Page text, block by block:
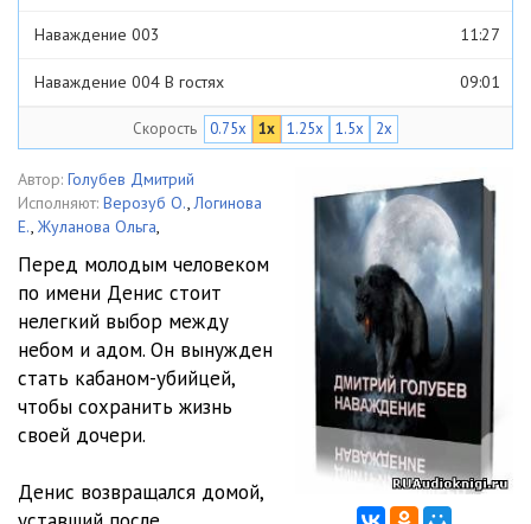
Наваждение 003 11:27
Наваждение 004 В гостях 09:01
Наваждение 005
Наваждение 006 07:45
Наваждение 007 07:03
Наваждение 008 Время перемен 09:57
Наваждение 009 09:50
Наваждение 010
Наваждение 011 Колдун
10:07
Наваждение 013
Скорость 0.75x 1x 1.25x 1.5x 2x
Автор: Голубев Дмитрий
Исполняют: Верозуб О.,Логинова
Е., Жуланова Ольга,
Перед молодым человеком
по имени Денис стоит
нелегкий выбор между
небом и адом. Он вынужден
стать кабаном-убийцей,
чтобы сохранить жизнь
своей дочери.
Денис возвращался домой,